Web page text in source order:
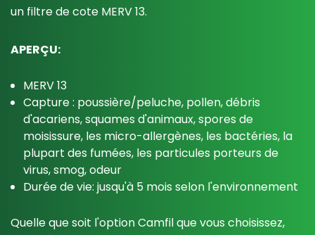
un filtre de cote MERV 13.
APERÇU:
MERV 13
Capture : poussière/peluche, pollen, débris
d'acariens, squames d'animaux, spores de
moisissure, les micro-allergènes, les bactéries, la
plupart des fumées, les particules porteurs de
virus, smog, odeur
Durée de vie: jusqu'à 5 mois selon l'environnement
Quelle que soit l'option Camfil que vous choisissez,